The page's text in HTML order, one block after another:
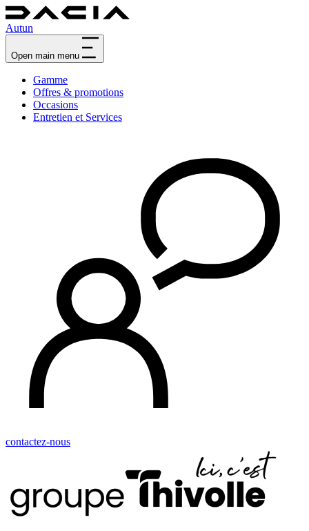
Autun
Open main menu
Gamme
Offres & promotions
Occasions
Entretien et Services
contactez-nous